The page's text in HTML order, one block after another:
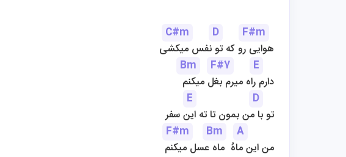
C#m D
F#m
هوایی رو که تو نفس میکشی
Bm
F#7
E
دارم راه میرم بغل میکنم
E
D
تو با من بمون تا ته این سفر
F#m
Bm
A
من این ماهُ  ماه عسل میکنم